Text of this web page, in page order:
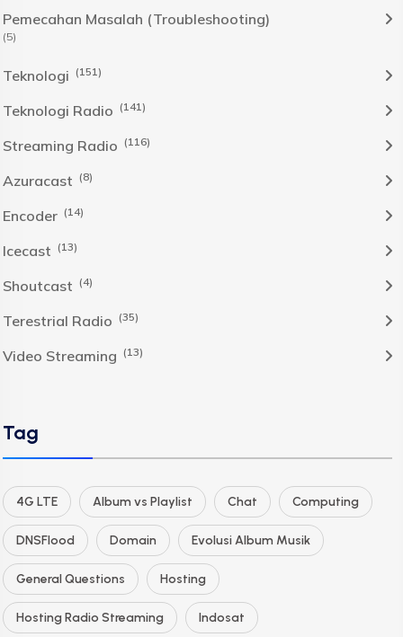
Pemecahan Masalah (Troubleshooting)
(5)
Teknologi (151)
Teknologi Radio (141)
Streaming Radio (116)
Azuracast (8)
Encoder (14)
Icecast (13)
Shoutcast (4)
Terestrial Radio (35)
Video Streaming (13)
Tag
4G LTE Album vs Playlist Chat Computing
DNSFlood Domain Evolusi Album Musik
General Questions Hosting
Hosting Radio Streaming Indosat